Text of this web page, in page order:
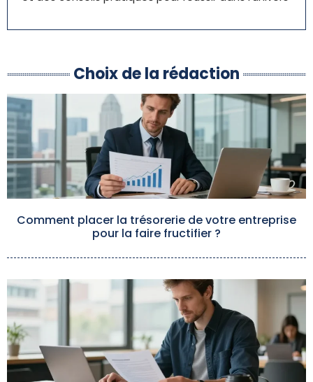
Choix de la rédaction
Comment placer la trésorerie de votre entreprise
pour la faire fructifier ?